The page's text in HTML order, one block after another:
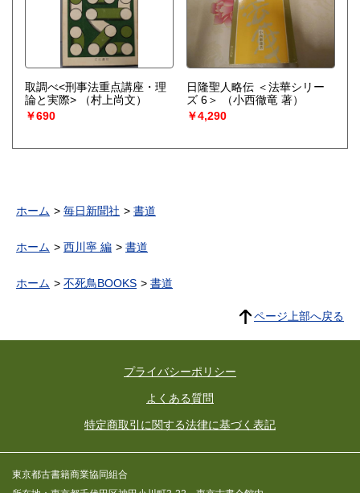
取調べ<刑事法重点講座・理
論と実際>
（村上尚文）
￥690
日隆聖人略伝 ＜法華シリー
ズ 6＞
（小西徹竜 著）
￥4,290
ホーム 毎日新聞社 書道
ホーム 西川寧 編 書道
ホーム 不死鳥BOOKS 書道
ページ上部へ戻る
プライバシーポリシー
よくある質問
特定商取引に関する法律に基づく表記
東京都古書籍商業協同組合